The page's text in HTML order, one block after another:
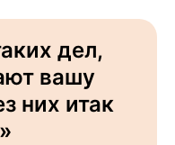
дел,
вашу
них итак